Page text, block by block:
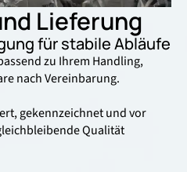
Lieferung
für stabile Abläufe
zu Ihrem Handling,
nach Vereinbarung.
gekennzeichnet und vor
Qualität